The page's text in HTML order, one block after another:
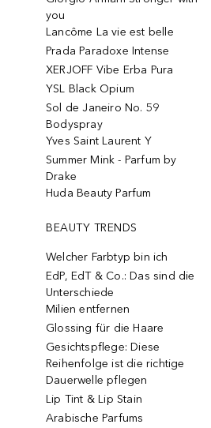
you
Lancôme La vie est belle
Prada Paradoxe Intense
XERJOFF Vibe Erba Pura
YSL Black Opium
Sol de Janeiro No. 59
Bodyspray
Yves Saint Laurent Y
Summer Mink - Parfum by
Drake
Huda Beauty Parfum
BEAUTY TRENDS
Welcher Farbtyp bin ich
EdP, EdT & Co.: Das sind die
Unterschiede
Milien entfernen
Glossing für die Haare
Gesichtspflege: Diese
Reihenfolge ist die richtige
Dauerwelle pflegen
Lip Tint & Lip Stain
Arabische Parfums